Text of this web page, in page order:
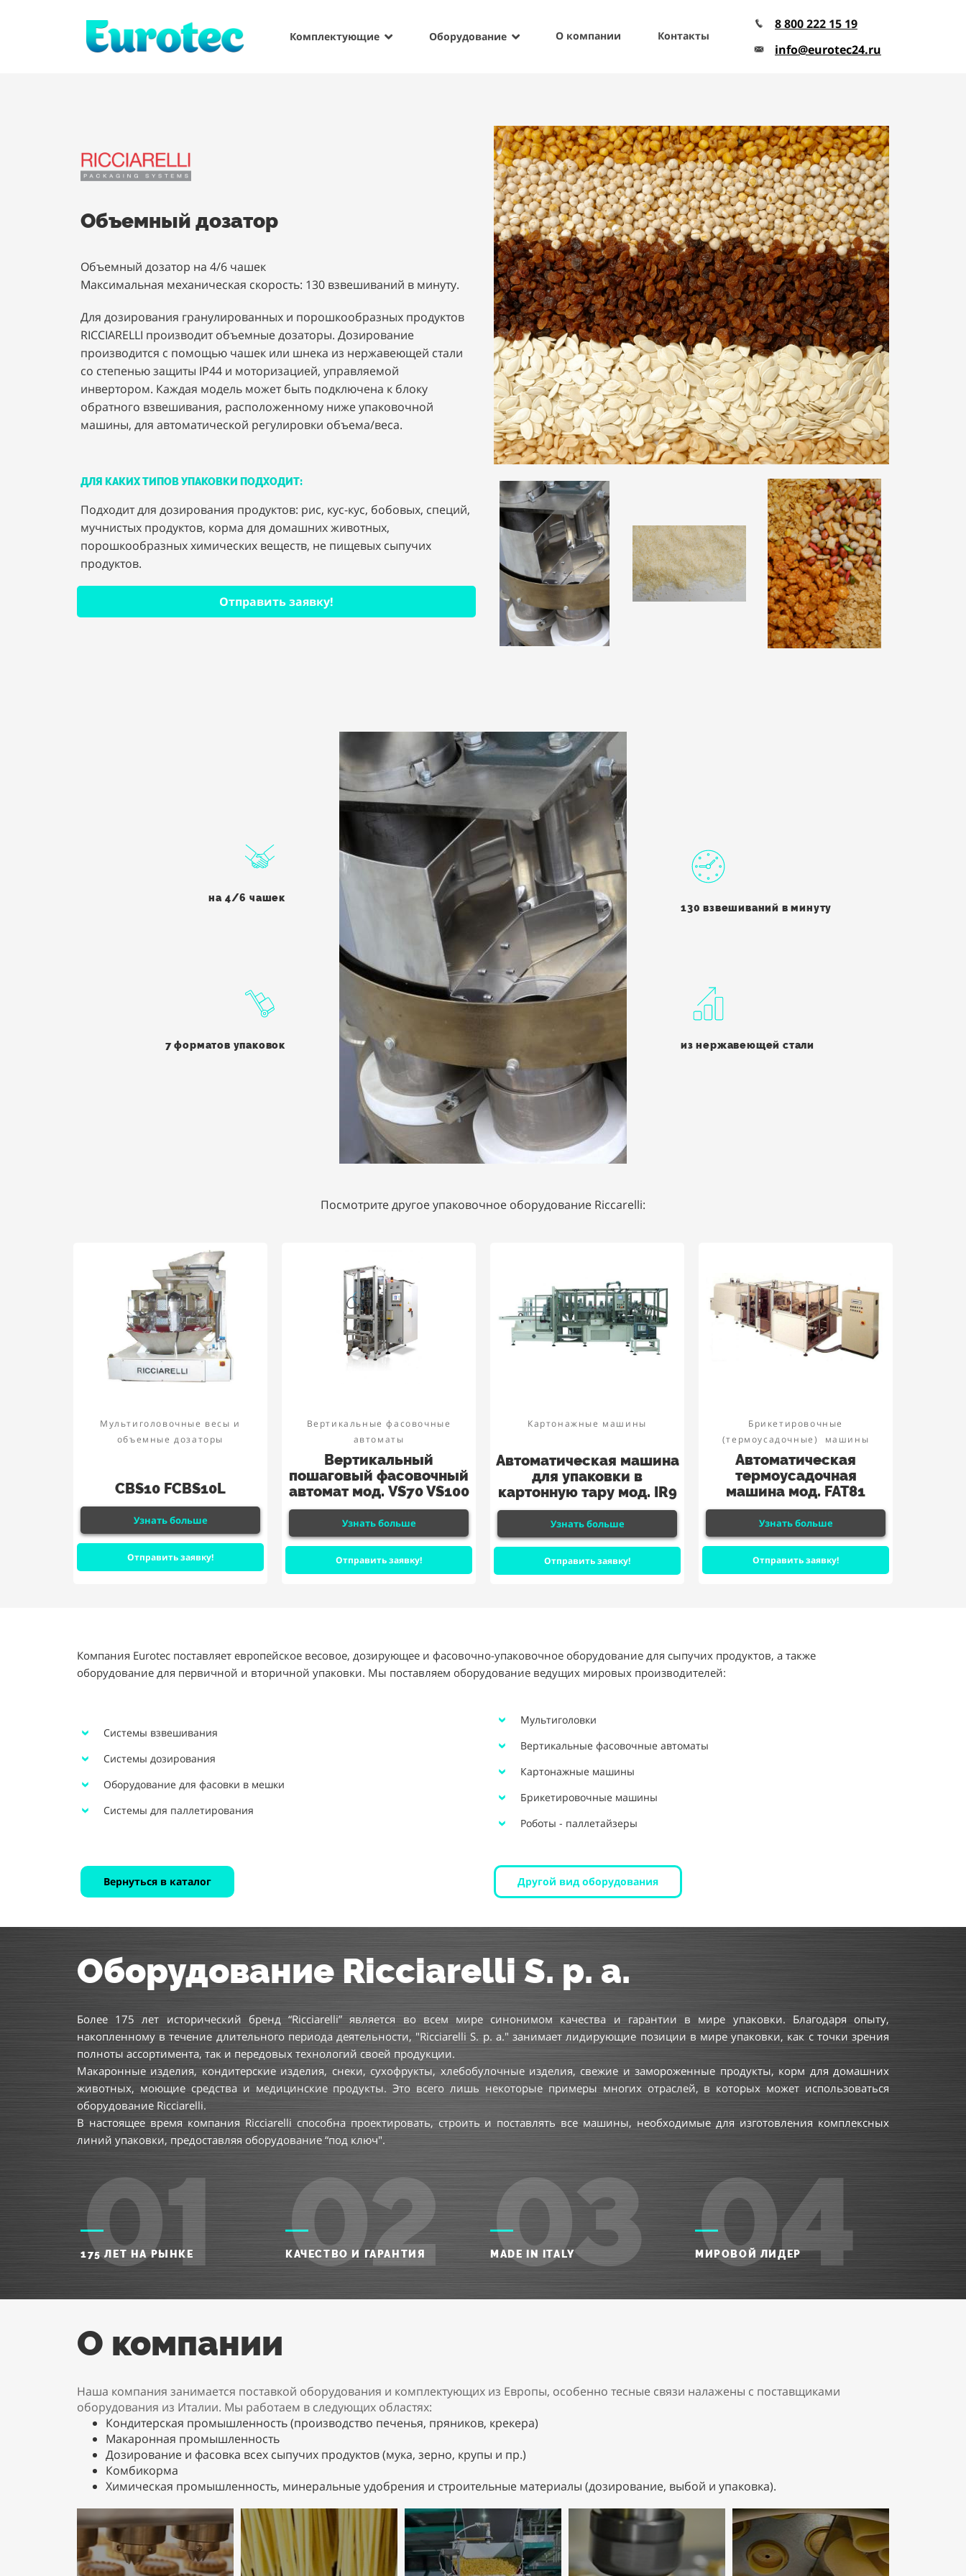
Комплектующие Оборудование О компании Контакты
8 800 222 15 19
info@eurotec24.ru
Oбъемный дозатор
Объемный дозатор на 4/6 чашек
Максимальная механическая скорость: 130 взвешиваний в минуту.
Для дозирования гранулированных и порошкообразных продуктов
RICCIARELLI производит объемные дозаторы. Дозирование
производится с помощью чашек или шнека из нержавеющей стали
со степенью защиты IP44 и моторизацией, управляемой
инвертором. Каждая модель может быть подключена к блоку
обратного взвешивания, расположенному ниже упаковочной
машины, для автоматической регулировки объема/веса.
ДЛЯ КАКИХ ТИПОВ УПАКОВКИ ПОДХОДИТ:
Подходит для дозирования продуктов: рис, кус-кус, бобовых, специй,
мучнистых продуктов, корма для домашних животных,
порошкообразных химических веществ, не пищевых сыпучих
продуктов.
Отправить заявку!
на 4/6 чашек
7 форматов упаковок
130 взвешиваний в минуту
из нержавеющей стали
Посмотрите другое упаковочное оборудование Riccarelli:
Мультиголовочные весы и
объемные дозаторы
CBS10 FCBS10L
Узнать больше
Отправить заявку!
Вертикальные фасовочные
автоматы
Вертикальный
пошаговый фасовочный
автомат мод. VS70 VS100
Узнать больше
Отправить заявку!
Картонажные машины
Автоматическая машина
для упаковки в
картонную тару мод. IR9
Узнать больше
Отправить заявку!
Брикетировочные
(термоусадочные)
машины
Автоматическая
термоусадочная
машина мод. FAT81
Узнать больше
Отправить заявку!
Компания Eurotec поставляет европейское весовое, дозирующее и фасовочно-упаковочное оборудование для сыпучих продуктов, а также
оборудование для первичной и вторичной упаковки. Мы поставляем оборудование ведущих мировых производителей:
Системы взвешивания
Системы дозирования
Оборудование для фасовки в мешки
Системы для паллетирования
Мультиголовки
Вертикальные фасовочные автоматы
Картонажные машины
Брикетировочные машины
Роботы - паллетайзеры
Вернуться в каталог Другой вид оборудования
Оборудование Ricciarelli S. p. a.
Более 175 лет исторический бренд “Ricciarelli” является во всем мире синонимом качества и гарантии в мире упаковки. Благодаря опыту,
накопленному в течение длительного периода деятельности, "Ricciarelli S. p. a." занимает лидирующие позиции в мире упаковки, как с точки зрения
полноты ассортимента, так и передовых технологий своей продукции.
Макаронные изделия, кондитерские изделия, снеки, сухофрукты, хлебобулочные изделия, свежие и замороженные продукты, корм для домашних
животных, моющие средства и медицинские продукты. Это всего лишь некоторые примеры многих отраслей, в которых может использоваться
оборудование Ricciarelli.
В настоящее время компания Ricciarelli способна проектировать, строить и поставлять все машины, необходимые для изготовления комплексных
линий упаковки, предоставляя оборудование “под ключ".
01
175 ЛЕТ НА РЫНКЕ 02
КАЧЕСТВО И ГАРАНТИЯ 03
MADE IN ITALY 04
МИРОВОЙ ЛИДЕР
О компании
Наша компания занимается поставкой оборудования и комплектующих из Европы, особенно тесные связи налажены с поставщиками
оборудования из Италии. Мы работаем в следующих областях:
Кондитерская промышленность (производство печенья, пряников, крекера)
Макаронная промышленность
Дозирование и фасовка всех сыпучих продуктов (мука, зерно, крупы и пр.)
Комбикорма
Химическая промышленность, минеральные удобрения и строительные материалы (дозирование, выбой и упаковка).